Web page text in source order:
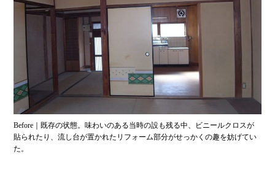
Before｜既存の状態。味わいのある当時の設も残る中、ビニールクロスが
貼られたり、流し台が置かれたリフォーム部分がせっかくの趣を妨げてい
た。